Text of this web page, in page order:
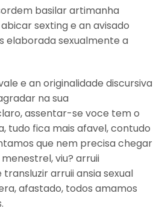
basilar artimanha
sexting e an avisado
elaborada sexualmente a
e an originalidade discursiva
na sua
assentar-se voce tem o
tudo fica mais afavel, contudo
que nem precisa chegar
viu? arruii
arruii ansia sexual
afastado, todos amamos